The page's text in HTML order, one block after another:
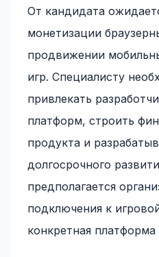
От кандидата
монетизации
продвижении
игр. Специалисту
привлекать
платформ, строить
продукта и
долгосрочного
предполагается
подключения к
конкретная платформа